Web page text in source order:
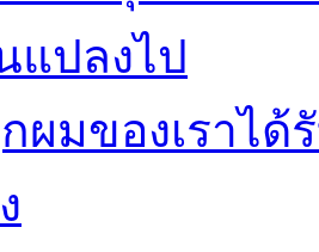
แปลงไป
ผมของเราไ